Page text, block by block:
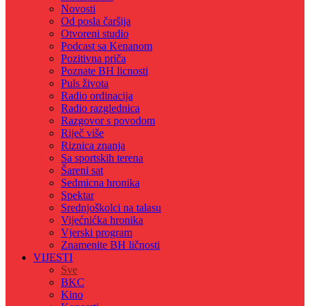
Novosti
Od posla čaršija
Otvoreni studio
Podcast sa Kenanom
Pozitivna priča
Poznate BH licnosti
Puls života
Radio ordinacija
Radio razglednica
Razgovor s povodom
Riječ više
Riznica znanja
Sa sportskih terena
Šareni sat
Sedmicna hronika
Spektar
Srednjoškolci na talasu
Vijećnićka hronika
Vjerski program
Znamenite BH ličnosti
VIJESTI
Sve
BKC
Kino